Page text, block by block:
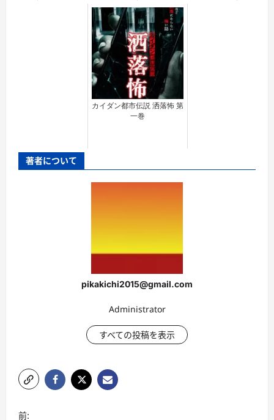
カイダン都市伝説 洒落怖 第
一巻
著者について
pikakichi2015@gmail.com
Administrator
すべての投稿を表示
投
前: